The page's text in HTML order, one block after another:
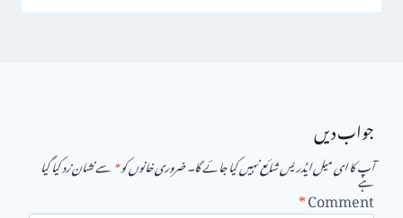
جواب دیں
آپ کا ای میل ایڈریس شائع نہیں کیا جائے گا۔ضروری خانوں کو*سے نشان زد کیا گیا ہے
Comment
*